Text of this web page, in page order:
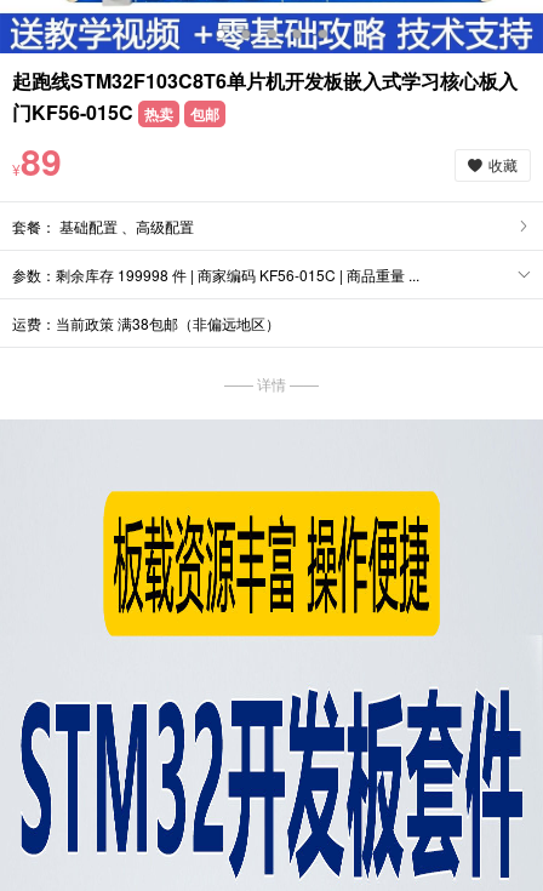
起跑线STM32F103C8T6单片机开发板嵌入式学习核心板入
门KF56-015C 热卖 包邮
¥89 收藏
套餐： 基础配置 、高级配置
参数：剩余库存 199998 件 | 商家编码 KF56-015C | 商品重量 ...
运费：当前政策 满38包邮（非偏远地区）
—— 详情 ——